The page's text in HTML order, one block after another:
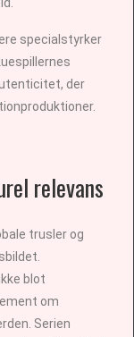
specialstyrker
der
relevans
trusler og
blot
om
Serien